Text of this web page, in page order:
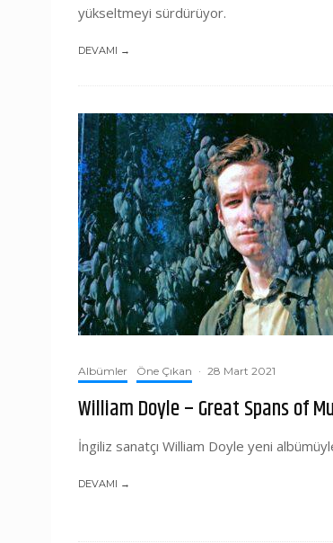
yükseltmeyi sürdürüyor.
DEVAMI →
Albümler Öne Çıkan · 28 Mart 2021
William Doyle – Great Spans of
İngiliz sanatçı William Doyle yeni
DEVAMI →